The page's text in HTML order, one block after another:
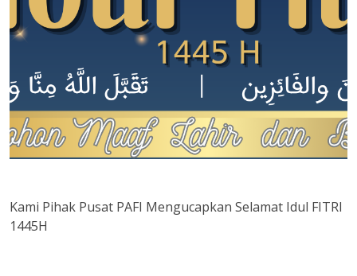
Kami Pihak Pusat PAFI Mengucapkan Selamat Idul FITRI
1445H